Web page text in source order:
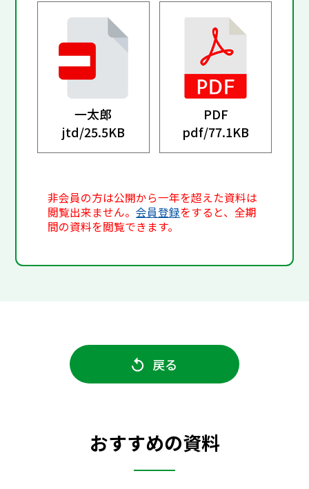
一太郎
jtd/25.5KB
PDF
pdf/77.1KB
非会員の方は公開から一年を超えた資料は
閲覧出来ません。会員登録をすると、全期
間の資料を閲覧できます。
戻る
おすすめの資料